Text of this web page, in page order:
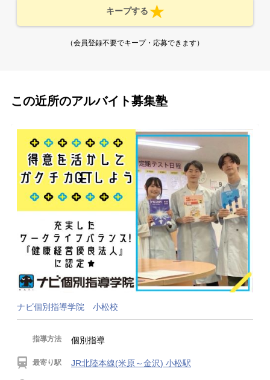
キープする
（会員登録不要でキープ・応募できます）
この近所のアルバイト募集塾
ナビ個別指導学院 小松校
指導方法 個別指導
最寄り駅 JR北陸本線(米原～金沢) 小松駅